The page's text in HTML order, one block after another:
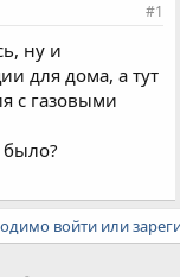
#1
ну и
для дома, а тут
с газовыми
было?
войти или